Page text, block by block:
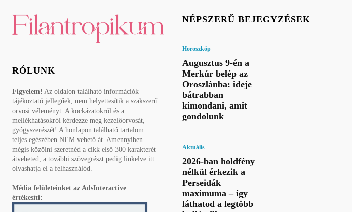
RÓLUNK
Figyelem! Az oldalon található információk
tájékoztató jellegűek, nem helyettesítik a szakszerű
orvosi véleményt. A kockázatokról és a
mellékhatásokról kérdezze meg kezelőorvosát,
gyógyszerészét! A honlapon található tartalom
teljes egészében NEM vehető át. Amennyiben
mégis közölni szeretnéd a cikk első 300 karakterét
átveheted, a további szövegrészt pedig linkelve itt
olvashatja el a felhasználód.
Média felületeinket az AdsInteractive
értékesíti:
NÉPSZERŰ BEJEGYZÉSEK
Horoszkóp
Augusztus 9-én a
Merkúr belép az
Oroszlánba: ideje
bátrabban
kimondani, amit
gondolunk
Aktuális
2026-ban holdfény
nélkül érkezik a
Perseidák
maximuma – így
láthatod a legtöbb